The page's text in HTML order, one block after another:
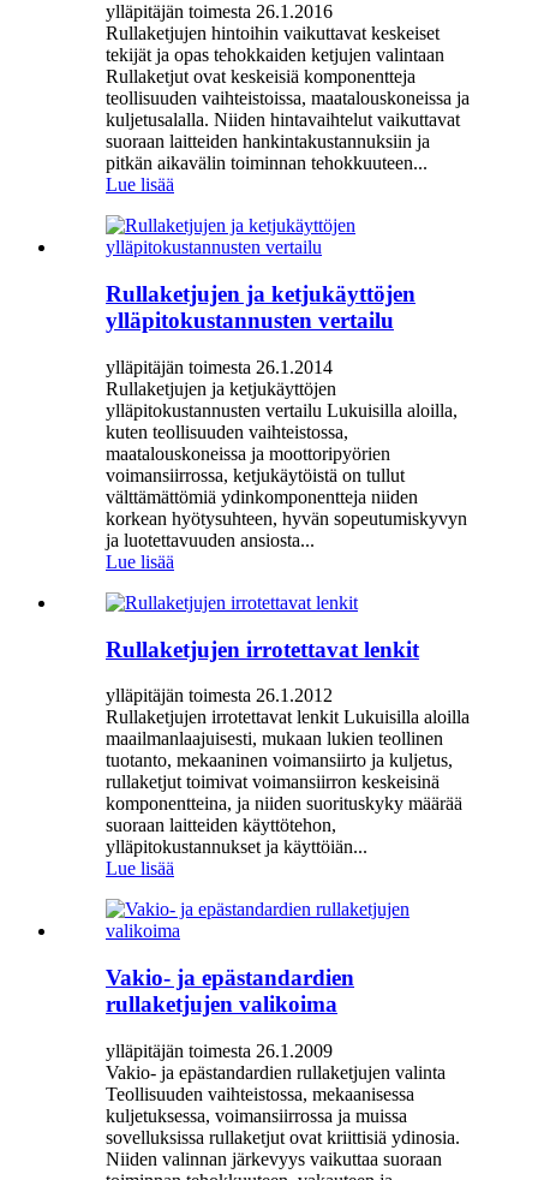
ylläpitäjän toimesta 26.1.2016
Rullaketjujen hintoihin vaikuttavat keskeiset
tekijät ja opas tehokkaiden ketjujen valintaan
Rullaketjut ovat keskeisiä komponentteja
teollisuuden vaihteistoissa, maatalouskoneissa ja
kuljetusalalla. Niiden hintavaihtelut vaikuttavat
suoraan laitteiden hankintakustannuksiin ja
pitkän aikavälin toiminnan tehokkuuteen...
Lue lisää
Rullaketjujen ja ketjukäyttöjen
ylläpitokustannusten vertailu
ylläpitäjän toimesta 26.1.2014
Rullaketjujen ja ketjukäyttöjen
ylläpitokustannusten vertailu Lukuisilla aloilla,
kuten teollisuuden vaihteistossa,
maatalouskoneissa ja moottoripyörien
voimansiirrossa, ketjukäytöistä on tullut
välttämättömiä ydinkomponentteja niiden
korkean hyötysuhteen, hyvän sopeutumiskyvyn
ja luotettavuuden ansiosta...
Lue lisää
Rullaketjujen irrotettavat lenkit
ylläpitäjän toimesta 26.1.2012
Rullaketjujen irrotettavat lenkit Lukuisilla aloilla
maailmanlaajuisesti, mukaan lukien teollinen
tuotanto, mekaaninen voimansiirto ja kuljetus,
rullaketjut toimivat voimansiirron keskeisinä
komponentteina, ja niiden suorituskyky määrää
suoraan laitteiden käyttötehon,
ylläpitokustannukset ja käyttöiän...
Lue lisää
Vakio- ja epästandardien
rullaketjujen valikoima
ylläpitäjän toimesta 26.1.2009
Vakio- ja epästandardien rullaketjujen valinta
Teollisuuden vaihteistossa, mekaanisessa
kuljetuksessa, voimansiirrossa ja muissa
sovelluksissa rullaketjut ovat kriittisiä ydinosia.
Niiden valinnan järkevyys vaikuttaa suoraan